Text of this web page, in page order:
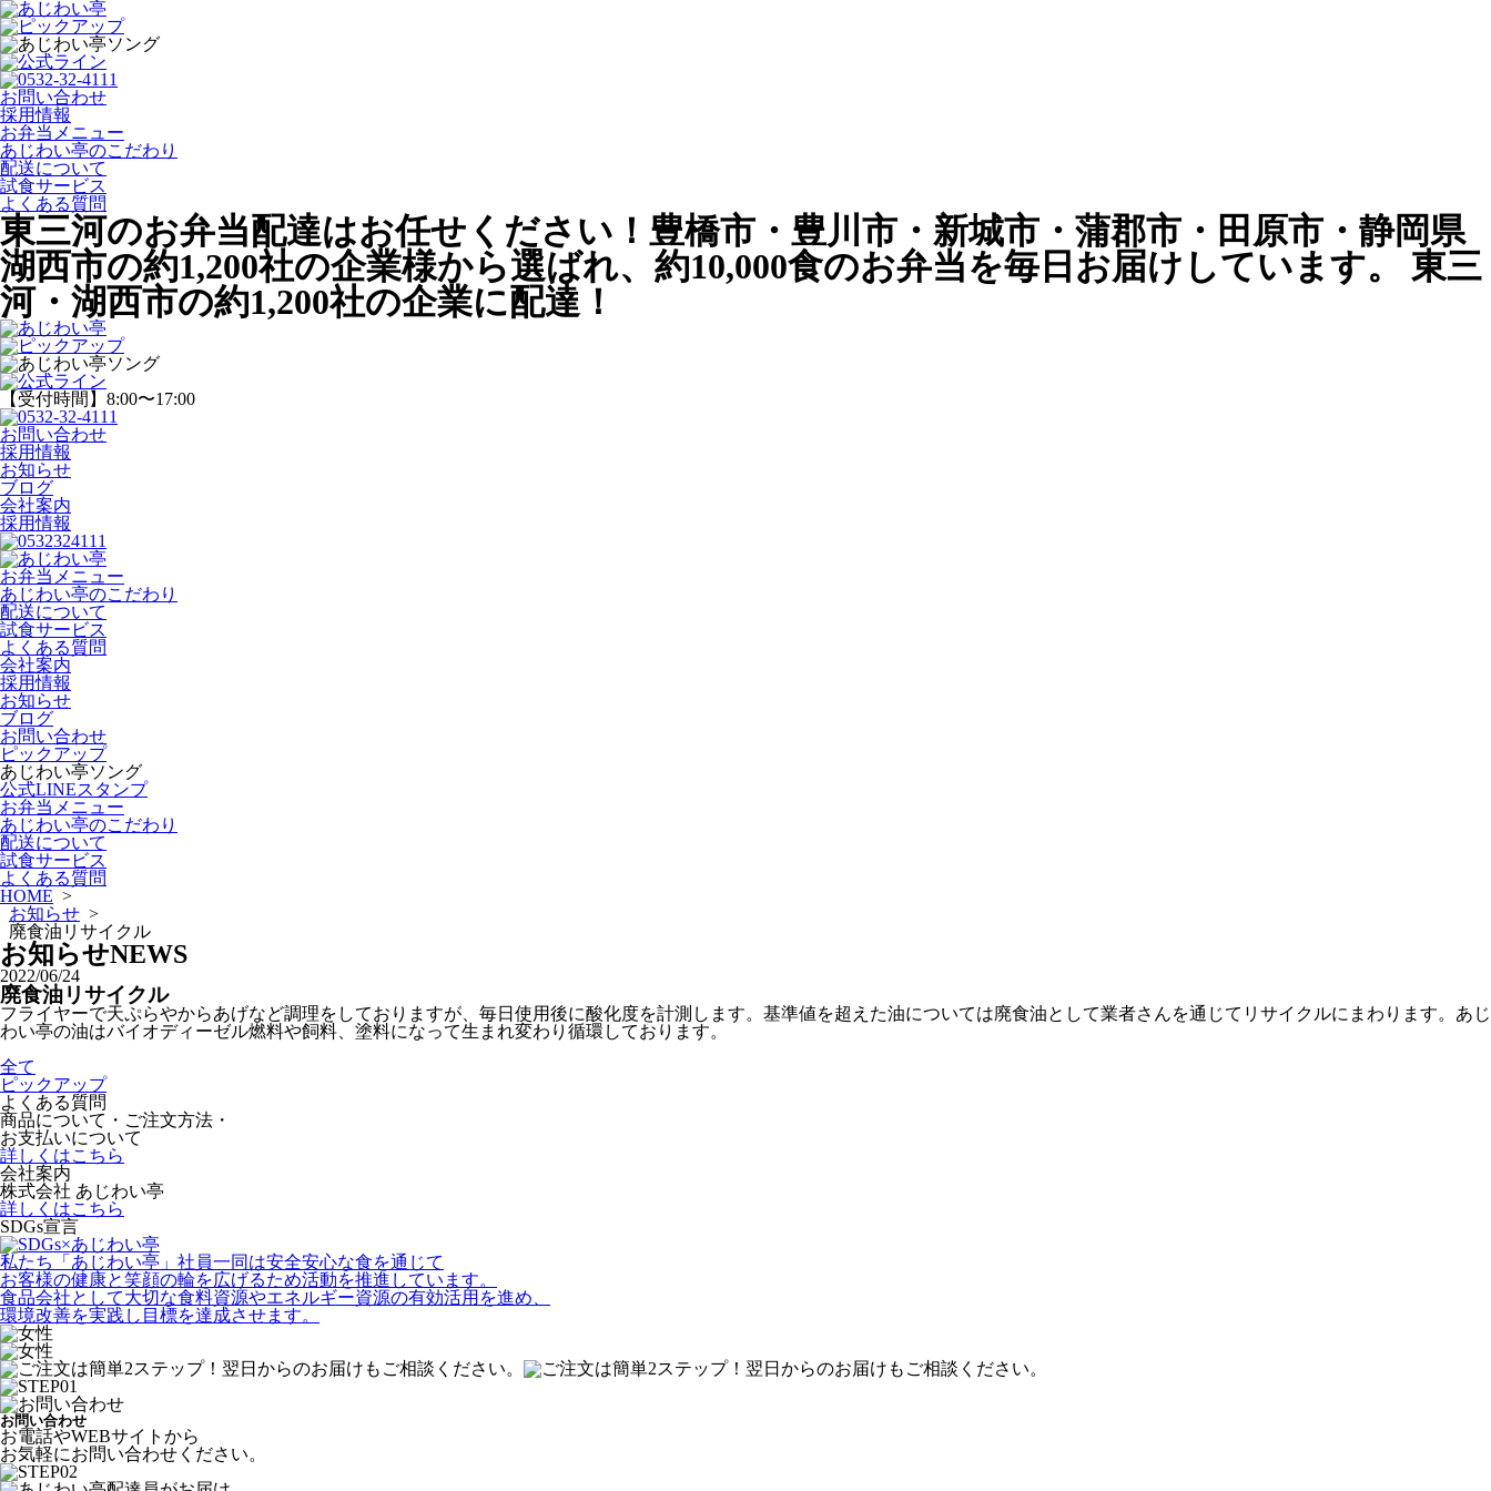
お問い合わせ
採用情報
お弁当メニュー
あじわい亭のこだわり
配送について
試食サービス
よくある質問
東三河のお弁当配達はお任せください！豊橋市・豊川市・新城市・蒲郡市・田原市・静岡県
湖西市の約1,200社の企業様から選ばれ、約10,000食のお弁当を毎日お届けしています。
東三
河・湖西市の約1,200社の企業に配達！
【受付時間】8:00〜17:00
お問い合わせ
採用情報
お知らせ
ブログ
会社案内
採用情報
お弁当メニュー
あじわい亭のこだわり
配送について
試食サービス
よくある質問
会社案内
採用情報
お知らせ
ブログ
お問い合わせ
ピックアップ
あじわい亭ソング
公式LINEスタンプ
お弁当メニュー
あじわい亭のこだわり
配送について
試食サービス
よくある質問
HOME >
お知らせ >
廃食油リサイクル
お知らせNEWS
2022/06/24
廃食油リサイクル
フライヤーで天ぷらやからあげなど調理をしておりますが、毎日使用後に酸化度を計測します。基準値を超えた油については廃食油として業者さんを通じてリサイクルにまわります。あじ
わい亭の油はバイオディーゼル燃料や飼料、塗料になって生まれ変わり循環しております。
全て
ピックアップ
よくある質問
商品について・ご注文方法・
お支払いについて
詳しくはこちら
会社案内
株式会社 あじわい亭
詳しくはこちら
SDGs宣言
私たち「あじわい亭」社員一同は安全安心な食を通じて
お客様の健康と笑顔の輪を広げるため活動を推進しています。
食品会社として大切な食料資源やエネルギー資源の有効活用を進め、
環境改善を実践し目標を達成させます。
お問い合わせ
お電話やWEBサイトから
お気軽にお問い合わせください。